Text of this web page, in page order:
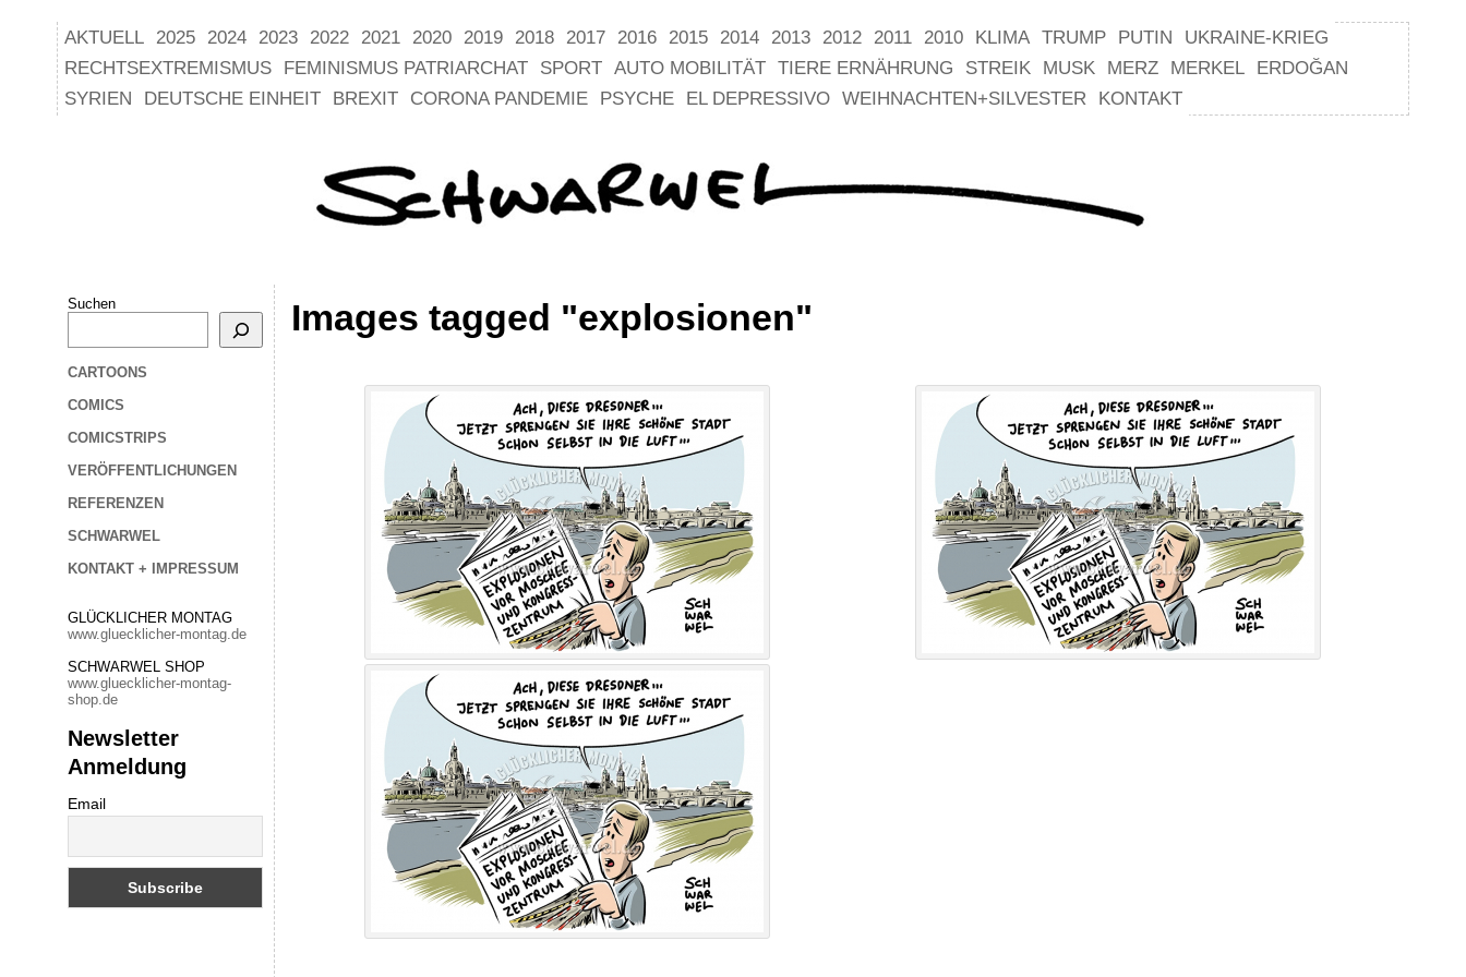
AKTUELL 2025 2024 2023 2022 2021 2020 2019 2018 2017 2016 2015 2014 2013 2012 2011 2010 KLIMA TRUMP PUTIN
UKRAINE-KRIEG
RECHTSEXTREMISMUS
FEMINISMUS PATRIARCHAT SPORT AUTO MOBILITÄT TIERE ERNÄHRUNG STREIK MUSK MERZ MERKEL
ERDOĞAN
SYRIEN
DEUTSCHE EINHEIT BREXIT CORONA PANDEMIE PSYCHE EL DEPRESSIVO WEIHNACHTEN+SILVESTER KONTAKT
Suchen
CARTOONS
COMICS
COMICSTRIPS
VERÖFFENTLICHUNGEN
REFERENZEN
SCHWARWEL
KONTAKT + IMPRESSUM
GLÜCKLICHER MONTAG
www.gluecklicher-montag.de
SCHWARWEL SHOP
www.gluecklicher-montag-
shop.de
Newsletter
Anmeldung
Email
Images tagged "explosionen"